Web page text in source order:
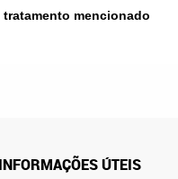
mencionado
INFORMAÇÕES ÚTEIS